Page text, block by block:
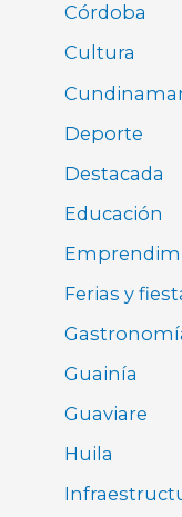
Córdoba
Cultura
Deporte
Destacada
Educación
Ferias y
Guainía
Guaviare
Huila